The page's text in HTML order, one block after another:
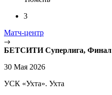
3
Матч-центр
БЕТСИТИ Суперлига, Финал
30 Мая 2026
УСК «Ухта». Ухта